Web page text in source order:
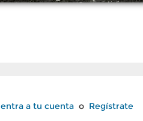
entra a tu cuenta o Regístrate